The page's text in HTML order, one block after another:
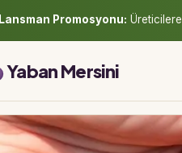
Lansman Promosyonu: Üreticilere
Yaban Mersini